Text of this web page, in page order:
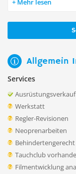
Mehr lesen
Allgemein
Services
Ausrüstungsverkauf
Werkstatt
Regler-Revisionen
Neoprenarbeiten
Behindertengerecht
Tauchclub
Filmentwicklung